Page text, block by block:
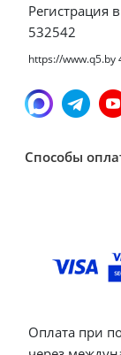
Регистрация
532542
https://www.q5.by
Способы
Оплата при